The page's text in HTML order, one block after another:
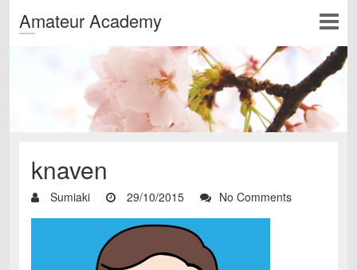
Amateur Academy
knaven
Sumiaki 29/10/2015 No Comments